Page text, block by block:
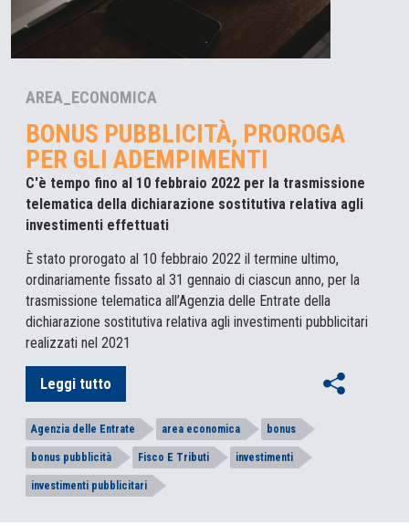
AREA_ECONOMICA
BONUS PUBBLICITÀ, PROROGA
PER GLI ADEMPIMENTI
C'è tempo fino al 10 febbraio 2022 per la trasmissione
telematica della dichiarazione sostitutiva relativa agli
investimenti effettuati
È stato prorogato al 10 febbraio 2022 il termine ultimo,
ordinariamente fissato al 31 gennaio di ciascun anno, per la
trasmissione telematica all’Agenzia delle Entrate della
dichiarazione sostitutiva relativa agli investimenti pubblicitari
realizzati nel 2021
Leggi tutto
Agenzia delle Entrate area economica bonus
bonus pubblicità Fisco E Tributi investimenti
investimenti pubblicitari